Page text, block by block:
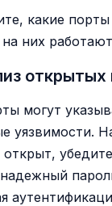
какие
них
открытых
могут
уязвимости.
надежный